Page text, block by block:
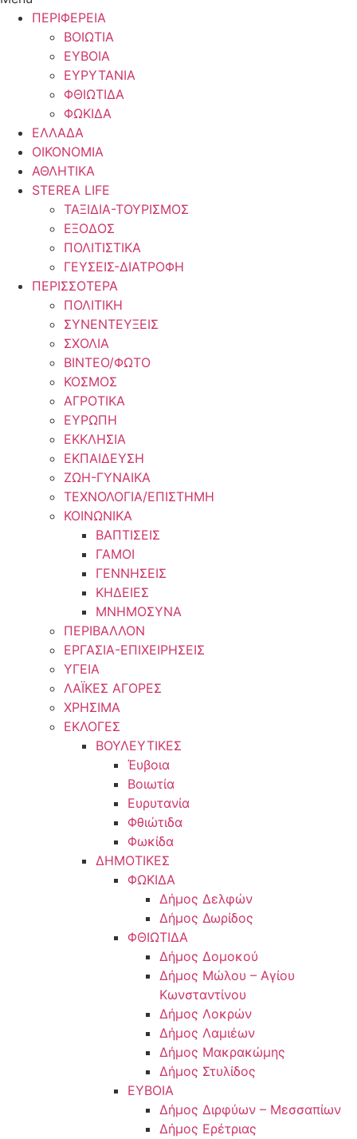
ΠΕΡΙΦΕΡΕΙΑ
ΒΟΙΩΤΙΑ
ΕΥΒΟΙΑ
ΕΥΡΥΤΑΝΙΑ
ΦΘΙΩΤΙΔΑ
ΦΩΚΙΔΑ
ΕΛΛΑΔΑ
ΟΙΚΟΝΟΜΙΑ
ΑΘΛΗΤΙΚΑ
STEREA LIFE
ΤΑΞΙΔΙΑ-ΤΟΥΡΙΣΜΟΣ
ΕΞΟΔΟΣ
ΠΟΛΙΤΙΣΤΙΚΑ
ΓΕΥΣΕΙΣ-ΔΙΑΤΡΟΦΗ
ΠΕΡΙΣΣΟΤΕΡΑ
ΠΟΛΙΤΙΚΗ
ΣΥΝΕΝΤΕΥΞΕΙΣ
ΣΧΟΛΙΑ
ΒΙΝΤΕΟ/ΦΩΤΟ
ΚΟΣΜΟΣ
ΑΓΡΟΤΙΚΑ
ΕΥΡΩΠΗ
ΕΚΚΛΗΣΙΑ
ΕΚΠΑΙΔΕΥΣΗ
ΖΩΗ-ΓΥΝΑΙΚΑ
ΤΕΧΝΟΛΟΓΙΑ/ΕΠΙΣΤΗΜΗ
ΚΟΙΝΩΝΙΚΑ
ΒΑΠΤΙΣΕΙΣ
ΓΑΜΟΙ
ΓΕΝΝΗΣΕΙΣ
ΚΗΔΕΙΕΣ
ΜΝΗΜΟΣΥΝΑ
ΠΕΡΙΒΑΛΛΟΝ
ΕΡΓΑΣΙΑ-ΕΠΙΧΕΙΡΗΣΕΙΣ
ΥΓΕΙΑ
ΛΑΪΚΕΣ ΑΓΟΡΕΣ
ΧΡΗΣΙΜΑ
ΕΚΛΟΓΕΣ
ΒΟΥΛΕΥΤΙΚΕΣ
Έυβοια
Βοιωτία
Ευρυτανία
Φθιώτιδα
Φωκίδα
ΔΗΜΟΤΙΚΕΣ
ΦΩΚΙΔΑ
Δήμος Δελφών
Δήμος Δωρίδος
ΦΘΙΩΤΙΔΑ
Δήμος Δομοκού
Δήμος Μώλου – Αγίου
Κωνσταντίνου
Δήμος Λοκρών
Δήμος Λαμιέων
Δήμος Μακρακώμης
Δήμος Στυλίδος
ΕΥΒΟΙΑ
Δήμος Διρφύων – Μεσσαπίων
Δήμος Ερέτριας